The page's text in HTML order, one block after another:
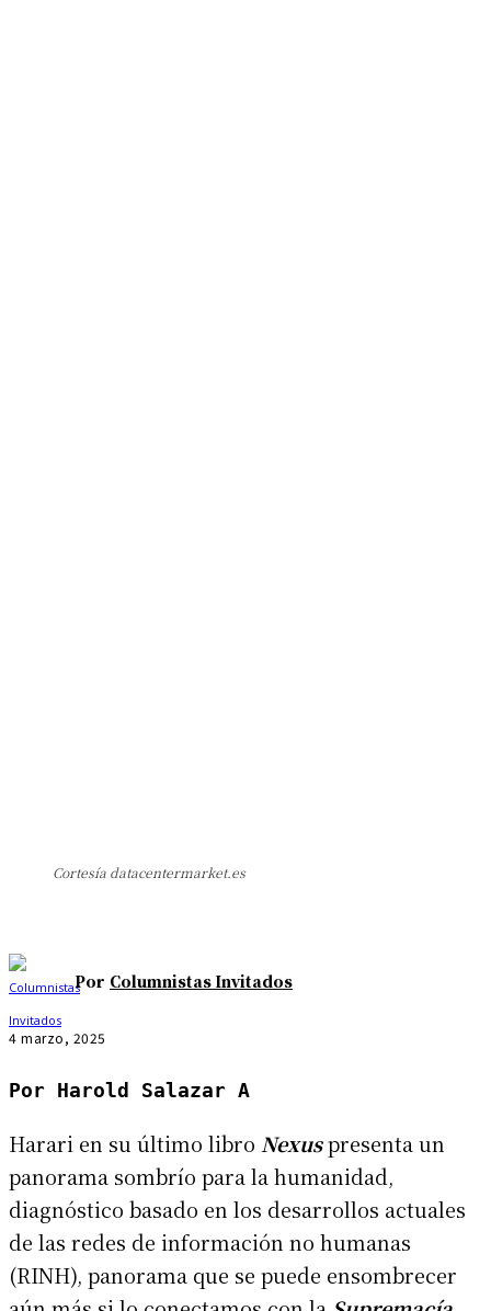
Cortesía datacentermarket.es
Por Columnistas Invitados
4 marzo, 2025
Por Harold Salazar A
Harari en su último libro Nexuspresenta un
panorama sombrío para la humanidad,
diagnóstico basado en los desarrollos actuales
de las redes de información no humanas
(RINH), panorama que se puede ensombrecer